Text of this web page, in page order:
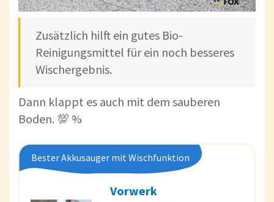
Zusätzlich hilft ein gutes Bio-
Reinigungsmittel für ein noch besseres
Wischergebnis.
Dann klappt es auch mit dem sauberen
Boden. 💯 %
Bester Akkusauger mit Wischfunktion
Vorwerk